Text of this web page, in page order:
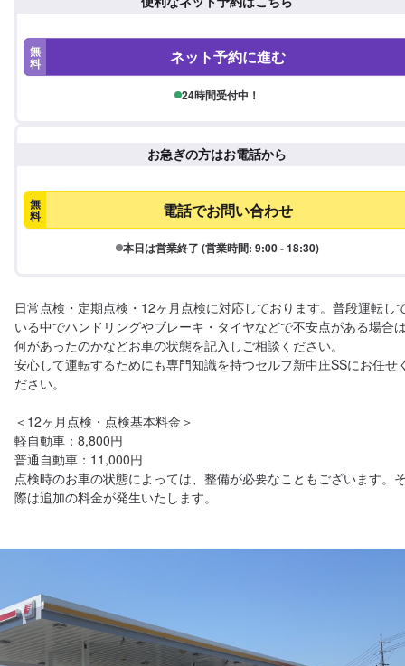
無
料 ネット予約に進む
24時間受付中！
お急ぎの方はお電話から
無
料 電話でお問い合わせ
本日は営業終了 (営業時間: 9:00 - 18:30)
日常点検・定期点検・12ヶ月点検に対応しております。普段運転し
いる中でハンドリングやブレーキ・タイヤなどで不安点がある場合
何があったのかなどお車の状態を記入しご相談ください。
安心して運転するためにも専門知識を持つセルフ新中庄SSにお任せ
ださい。
＜12ヶ月点検・点検基本料金＞
軽自動車：8,800円
普通自動車：11,000円
点検時のお車の状態によっては、整備が必要なこともございます。
際は追加の料金が発生いたします。